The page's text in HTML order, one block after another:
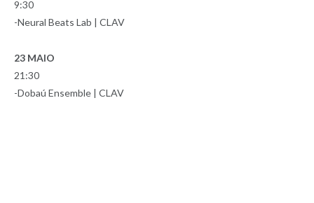
9:30
-Neural Beats Lab | CLAV
23 MAIO
21:30
-Dobaú Ensemble | CLAV